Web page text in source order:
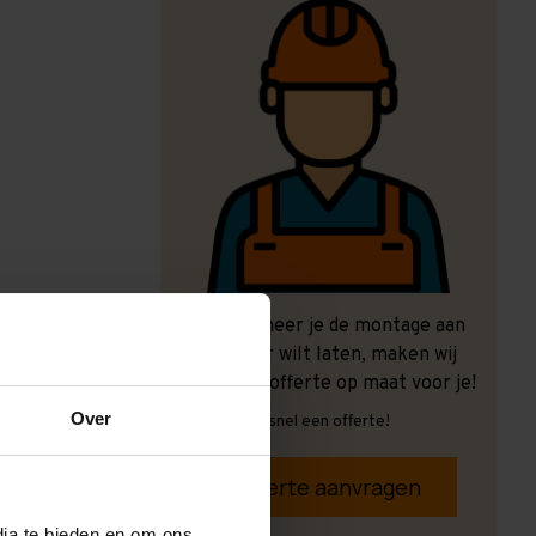
Over
Ook wanneer je de montage aan
ons over wilt laten, maken wij
graag een offerte op maat voor je!
Vrijblijvend, snel een offerte!
Offerte aanvragen